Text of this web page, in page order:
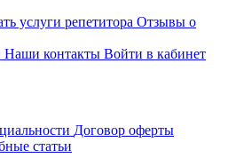
услуги репетитора Отзывы о
Наши контакты Войти в кабинет
Договор оферты
статьи